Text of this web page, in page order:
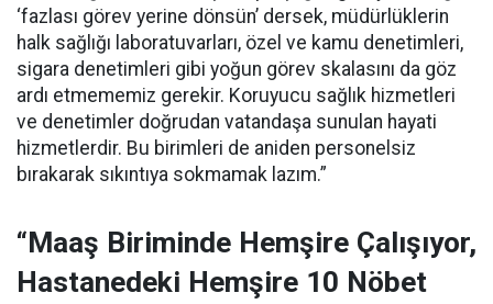
‘fazlası görev yerine dönsün’ dersek, müdürlüklerin
halk sağlığı laboratuvarları, özel ve kamu denetimleri,
sigara denetimleri gibi yoğun görev skalasını da göz
ardı etmememiz gerekir. Koruyucu sağlık hizmetleri
ve denetimler doğrudan vatandaşa sunulan hayati
hizmetlerdir. Bu birimleri de aniden personelsiz
bırakarak sıkıntıya sokmamak lazım.”
“Maaş Biriminde Hemşire Çalışıyor,
Hastanedeki Hemşire 10 Nöbet